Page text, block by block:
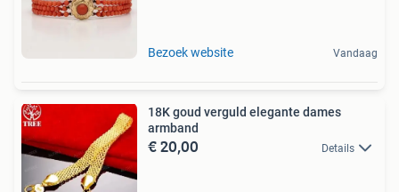
Bezoek website Vandaag
18K goud verguld elegante dames
armband
€ 20,00 Details